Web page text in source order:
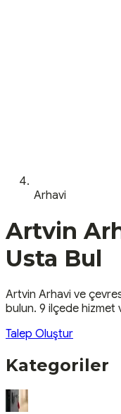
Arhavi
Artvin
Usta Bul
Artvin Arhavi ve
bulun. 9 ilçede hizmet
Talep Oluştur
Kategoriler